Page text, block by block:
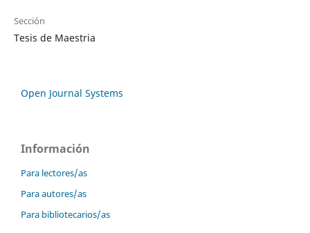
Sección
Tesis de Maestria
Open Journal Systems
Información
Para lectores/as
Para autores/as
Para bibliotecarios/as